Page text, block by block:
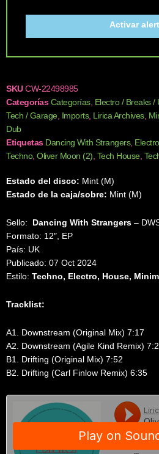
Activar
SKUCW-22498985
Categorías Categorías, Electro / Breaks /
Tech / Garage, Imports, Lirica Archives,
Dub
Etiquetas Dancing With Strangers, Electro
Techno, Oliver Moon (2), Tech House,
Estado del disco: Mint (M)
Estado de la caja/sobre: Mint (M)
Sello: Dancing With Strangers ‎–
Formato: 12″, EP
País: UK
Publicado: 07 Oct 2024
Estilo: Techno, Electro, House,
Tracklist:
A1. Downstream (Original Mix) 7:17
A2. Downstream (Agile Kind Remix)
B1. Drifting (Original Mix) 7:52
B2. Drifting (Carl Finlow Remix) 6:35